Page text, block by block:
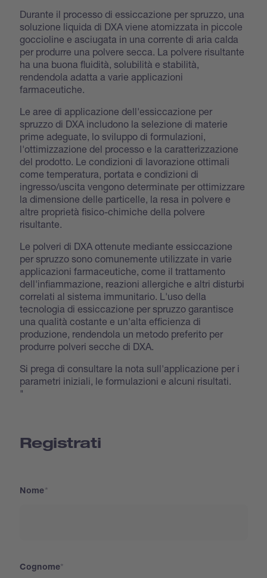
Durante il processo di essiccazione per spruzzo, una
soluzione liquida di DXA viene atomizzata in piccole
goccioline e asciugata in una corrente di aria calda
per produrre una polvere secca. La polvere risultante
ha una buona fluidità, solubilità e stabilità,
rendendola adatta a varie applicazioni
farmaceutiche.
Le aree di applicazione dell'essiccazione per
spruzzo di DXA includono la selezione di materie
prime adeguate, lo sviluppo di formulazioni,
l'ottimizzazione del processo e la caratterizzazione
del prodotto. Le condizioni di lavorazione ottimali
come temperatura, portata e condizioni di
ingresso/uscita vengono determinate per ottimizzare
la dimensione delle particelle, la resa in polvere e
altre proprietà fisico-chimiche della polvere
risultante.
Le polveri di DXA ottenute mediante essiccazione
per spruzzo sono comunemente utilizzate in varie
applicazioni farmaceutiche, come il trattamento
dell'infiammazione, reazioni allergiche e altri disturbi
correlati al sistema immunitario. L'uso della
tecnologia di essiccazione per spruzzo garantisce
una qualità costante e un'alta efficienza di
produzione, rendendola un metodo preferito per
produrre polveri secche di DXA.
Si prega di consultare la nota sull'applicazione per i
parametri iniziali, le formulazioni e alcuni risultati.
"
Registrati
Nome
Cognome